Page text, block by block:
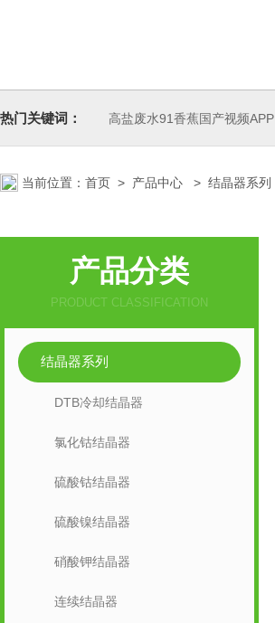
热门关键词： 高盐废水91香蕉国产视频APP
当前位置： 首页 > 产品中心 > 结晶器系列
产品分类
PRODUCT CLASSIFICATION
结晶器系列
DTB冷却结晶器
氯化钴结晶器
硫酸钴结晶器
硫酸镍结晶器
硝酸钾结晶器
连续结晶器